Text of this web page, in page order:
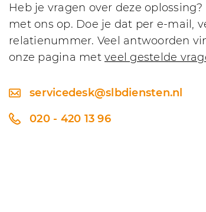
Heb je vragen over deze
met ons op. Doe je dat per e-mail,
relatienummer. Veel antwoorden
onze pagina met veel gestelde
servicedesk@slbdiensten.nl
020 - 420 13 96